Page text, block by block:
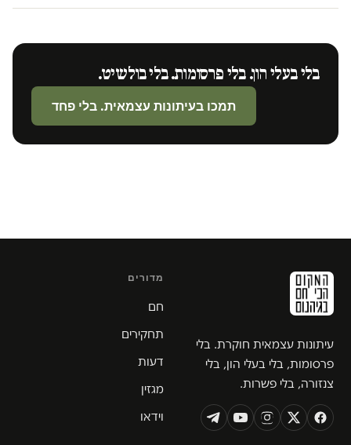
בלי בעלי הון. בלי פרסומות. בלי בולשיט.
תמכו בעיתונות עצמאית. בלי פחד
עיתונות עצמאית חוקרת. בלי
פרסומות, בלי בעלי הון, בלי
צנזורה, בלי פשרות.
מדורים
חם
תחקירים
דעות
מגזין
וידאו